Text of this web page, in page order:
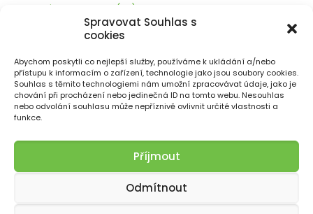
Spravovat Souhlas s
cookies
Abychom poskytli co nejlepší služby, používáme k ukládání a/nebo
přístupu k informacím o zařízení, technologie jako jsou soubory cookies.
Souhlas s těmito technologiemi nám umožní zpracovávat údaje, jako je
chování při procházení nebo jedinečná ID na tomto webu. Nesouhlas
nebo odvolání souhlasu může nepříznivě ovlivnit určité vlastnosti a
funkce.
Příjmout
Odmítnout
Zásady cookies (EU)
NAPIŠTE NÁM
radaasf@gmail.com